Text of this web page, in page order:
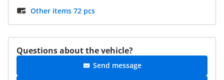
Other items 72 pcs
Questions about the vehicle?
Send message